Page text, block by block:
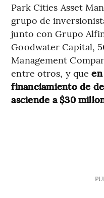
Park Cities Asset
grupo de
junto con Grupo
Goodwater Capital,
Management
entre otros, y que
financiamiento de
asciende a $30